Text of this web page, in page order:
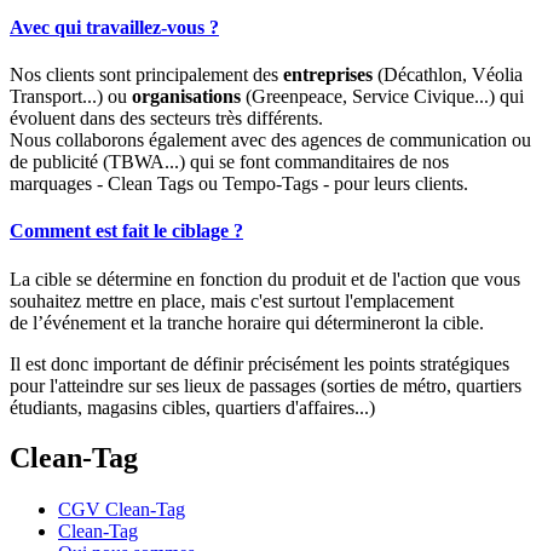
Avec qui travaillez-vous ?
Nos clients sont principalement des entreprises (Décathlon, Véolia
Transport...) ou organisations (Greenpeace, Service Civique...) qui
évoluent dans des secteurs très différents.
Nous collaborons également avec des agences de communication ou
de publicité (TBWA...) qui se font commanditaires de nos
marquages - Clean Tags ou Tempo-Tags - pour leurs clients.
Comment est fait le ciblage ?
La cible se détermine en fonction du produit et de l'action que vous
souhaitez mettre en place, mais c'est surtout l'emplacement
de l’événement et la tranche horaire qui détermineront la cible.
Il est donc important de définir précisément les points stratégiques
pour l'atteindre sur ses lieux de passages (sorties de métro, quartiers
étudiants, magasins cibles, quartiers d'affaires...)
Clean-Tag
CGV Clean-Tag
Clean-Tag